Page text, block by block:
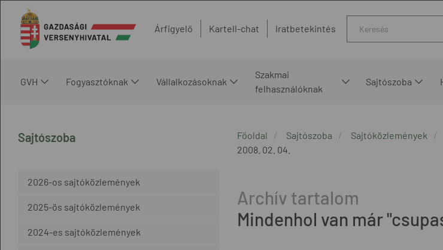
Árfigyelő Kartell-chat Iratbetekintés
GVH Fogyasztóknak Vállalkozásoknak
Szakmai
felhasználóknak
Sajtószoba
Sajtószoba
2026-os sajtóközlemények
2025-ös sajtóközlemények
2024-es sajtóközlemények
Főoldal Sajtószoba Sajtóközlemények
2008. 02. 04.
Mindenhol van már